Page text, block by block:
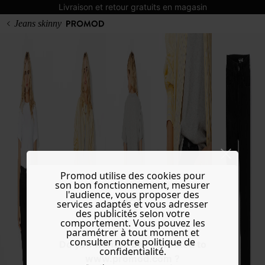
Livraison et retour gratuits en magasin
Do you want to be redirected to
www.promod.com ?
Jeans skinny
Promod utilise des cookies pour
son bon fonctionnement, mesurer
l'audience, vous proposer des
services adaptés et vous adresser
des publicités selon votre
comportement. Vous pouvez les
paramétrer à tout moment et
consulter notre politique de
confidentialité.